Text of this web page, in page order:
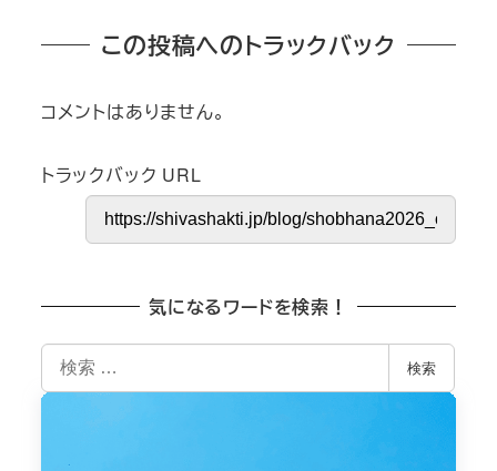
この投稿へのトラックバック
コメントはありません。
トラックバック URL
気になるワードを検索！
索
検索